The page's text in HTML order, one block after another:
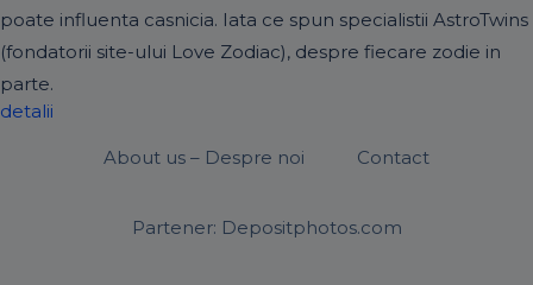
poate influenta casnicia. Iata ce spun specialistii AstroTwins
(fondatorii site-ului Love Zodiac), despre fiecare zodie in
parte.
detalii
About us – Despre noi Contact
Partener: Depositphotos.com